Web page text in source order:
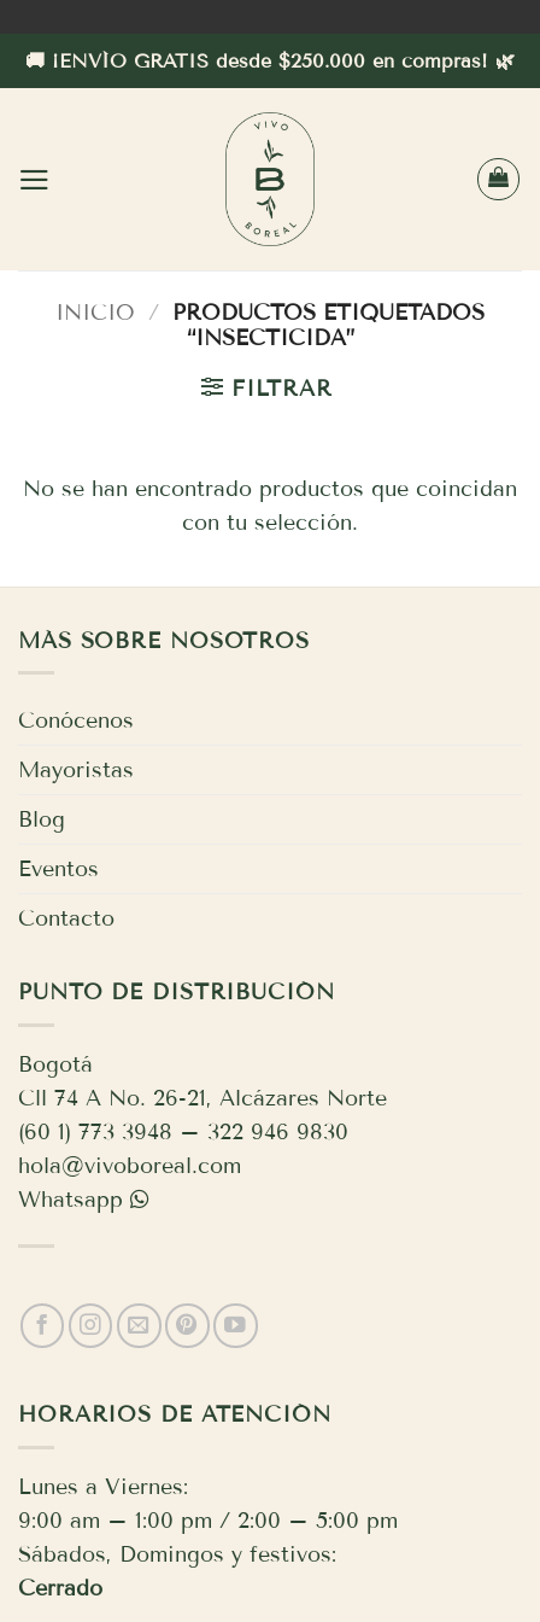
contenido
🚚 ¡ENVÍO GRATIS desde $250.000 en compras! 🌿
INICIO / PRODUCTOS ETIQUETADOS
“INSECTICIDA”
FILTRAR
No se han encontrado productos que coincidan
con tu selección.
MÁS SOBRE NOSOTROS
Conócenos
Mayoristas
Blog
Eventos
Contacto
PUNTO DE DISTRIBUCIÓN
Bogotá
Cll 74 A No. 26-21, Alcázares Norte
(60 1) 773 3948 – 322 946 9830
hola@vivoboreal.com
Whatsapp
HORARIOS DE ATENCIÓN
Lunes a Viernes:
9:00 am – 1:00 pm / 2:00 – 5:00 pm
Sábados, Domingos y festivos:
Cerrado